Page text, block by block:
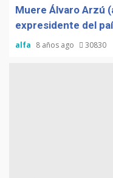
Muere Álvaro Arzú
expresidente del
alfa 8 años ago 30830